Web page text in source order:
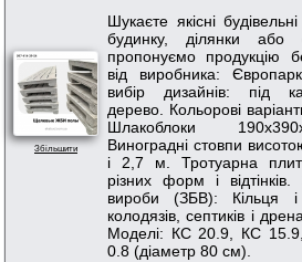
Збільшити
Шукаєте якісні
будинку, ділянки
пропонуємо продукцію
від виробника:
вибір дизайнів: під
дерево. Кольорові
Шлакоблоки
Виноградні стовпи
і 2,7 м. Тротуарна
різних форм і відтінків.
вироби (ЗБВ): Кільця
колодязів, септиків і
Моделі: КС 20.9, КС
0.8 (діаметр 80 см).